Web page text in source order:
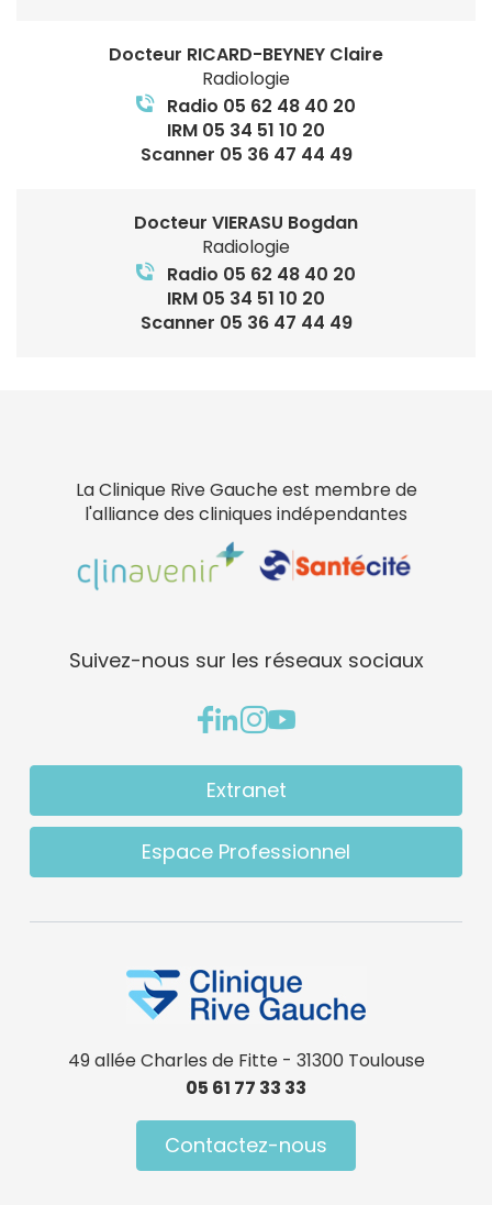
Docteur RICARD-BEYNEY Claire
Radiologie
Radio 05 62 48 40 20
IRM 05 34 51 10 20
Scanner 05 36 47 44 49
Docteur VIERASU Bogdan
Radiologie
Radio 05 62 48 40 20
IRM 05 34 51 10 20
Scanner 05 36 47 44 49
La Clinique Rive Gauche est membre de
l'alliance des cliniques indépendantes
Suivez-nous sur les réseaux sociaux
Extranet
Espace Professionnel
49 allée Charles de Fitte - 31300 Toulouse
05 61 77 33 33
Contactez-nous